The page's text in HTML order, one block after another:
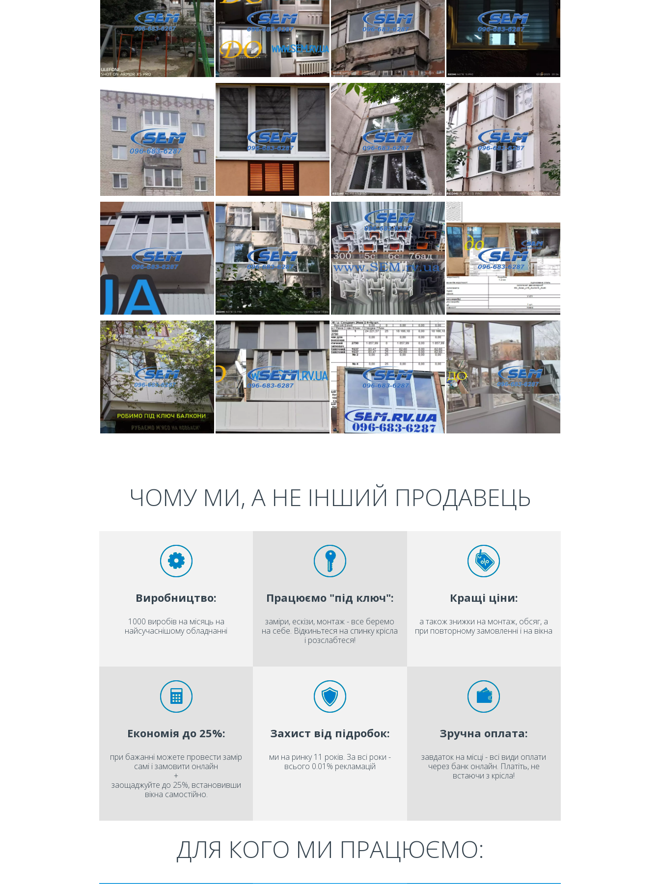
ЧОМУ МИ, А НЕ ІНШИЙ ПРОДАВЕЦЬ
Виробництво:
1000 виробів на місяць на
найсучаснішому обладнанні
Працюємо "під ключ":
заміри, ескізи, монтаж - все беремо
на себе. Відкиньтеся на спинку крісла
і розслабтеся!
Кращі ціни:
а також знижки на монтаж, обсяг, а
при повторному замовленні і на вікна
Економія до 25%:
при бажанні можете провести замір
самі і замовити онлайн
+
заощаджуйте до 25%, встановивши
вікна самостійно.
Захист від підробок:
ми на ринку 11 років. За всі роки -
всього 0.01% рекламацій
Зручна оплата:
завдаток на місці - всі види оплати
через банк онлайн. Платіть, не
встаючи з крісла!
ДЛЯ КОГО МИ ПРАЦЮЄМО: